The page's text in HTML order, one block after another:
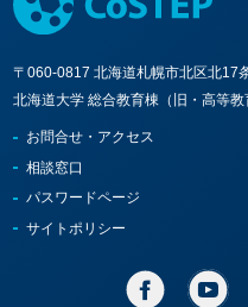
〒060-0817 北海道札幌市北区北17
北海道大学 総合教育棟（旧・高等
お問合せ・アクセス
相談窓口
パスワードページ
サイトポリシー